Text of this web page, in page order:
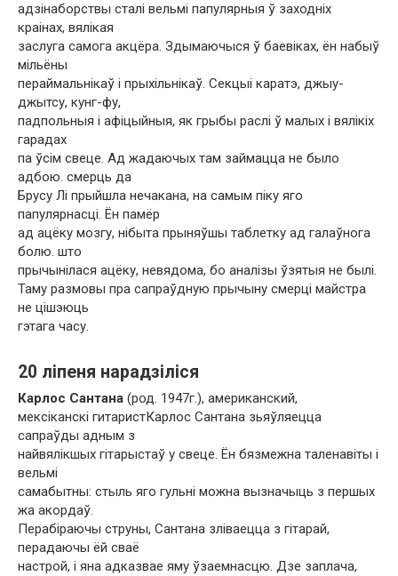
адзінаборствы сталі вельмі папулярныя ў заходніх
краінах, вялікая
заслуга самога акцёра. Здымаючыся ў баевіках, ён набыў
мільёны
пераймальнікаў і прыхільнікаў. Секцыі каратэ, джыу-
джытсу, кунг-фу,
падпольныя і афіцыйныя, як грыбы раслі ў малых і вялікіх
гарадах
па ўсім свеце. Ад жадаючых там займацца не было
адбою. смерць да
Брусу Лі прыйшла нечакана, на самым піку яго
папулярнасці. Ён памёр
ад ацёку мозгу, нібыта прыняўшы таблетку ад галаўнога
болю. што
прычынілася ацёку, невядома, бо аналізы ўзятыя не былі.
Таму размовы пра сапраўдную прычыну смерці майстра
не цішэюць
гэтага часу.
20 ліпеня нарадзіліся
Карлос Сантана (род. 1947г.), американский,
мексіканскі гитаристКарлос Сантана зьяўляецца
сапраўды адным з
найвялікшых гітарыстаў у свеце. Ён бязмежна таленавіты і
вельмі
самабытны: стыль яго гульні можна вызначыць з першых
жа акордаў.
Перабіраючы струны, Сантана зліваецца з гітарай,
перадаючы ёй сваё
настрой, і яна адказвае яму ўзаемнасцю. Дзе заплача,